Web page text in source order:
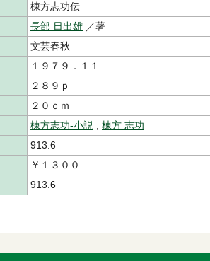
棟方志功伝
長部 日出雄 ／著
文芸春秋
１９７９．１１
２８９ｐ
２０ｃｍ
棟方志功-小説
棟方 志功
913.6
￥１３００
913.6